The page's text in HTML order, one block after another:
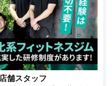
舗スタッフ